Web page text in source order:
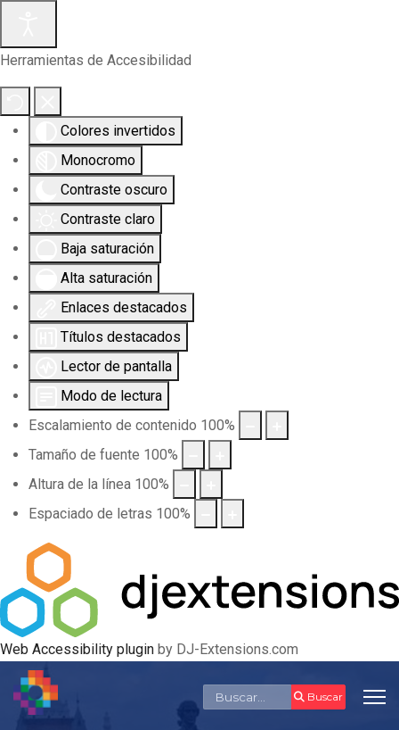
Herramientas de Accesibilidad
Colores invertidos
Monocromo
Contraste oscuro
Contraste claro
Baja saturación
Alta saturación
Enlaces destacados
Títulos destacados
Lector de pantalla
Modo de lectura
Escalamiento de contenido 100%
Tamaño de fuente 100%
Altura de la línea 100%
Espaciado de letras 100%
Web Accessibility plugin by DJ-Extensions.com
Buscar Buscar